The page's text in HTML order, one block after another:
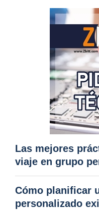
Las mejores
viaje en grupo
Cómo planificar
personalizado